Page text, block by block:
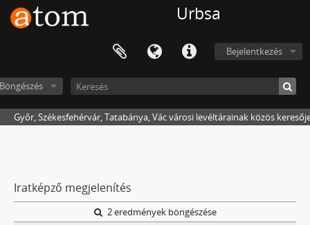
Urbsa
Bejelentkezés
Győr, Székesfehérvár, Tatabánya, Vác városi levéltárainak közös
Iratképző megjelenítés
2 eredmények böngészése